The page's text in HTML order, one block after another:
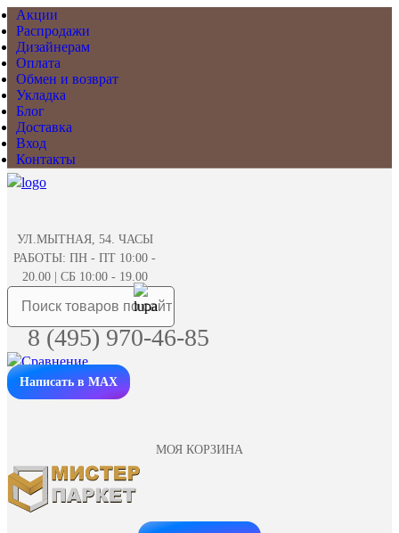
Акции
Распродажи
Дизайнерам
Оплата
Обмен и возврат
Укладка
Блог
Доставка
Вход
Контакты
УЛ.МЫТНАЯ, 54. ЧАСЫ
РАБОТЫ: ПН - ПТ 10:00 -
20.00 | СБ 10:00 - 19.00
8 (495) 970-46-85
Написать в MAX
МОЯ КОРЗИНА
Заказать звонок